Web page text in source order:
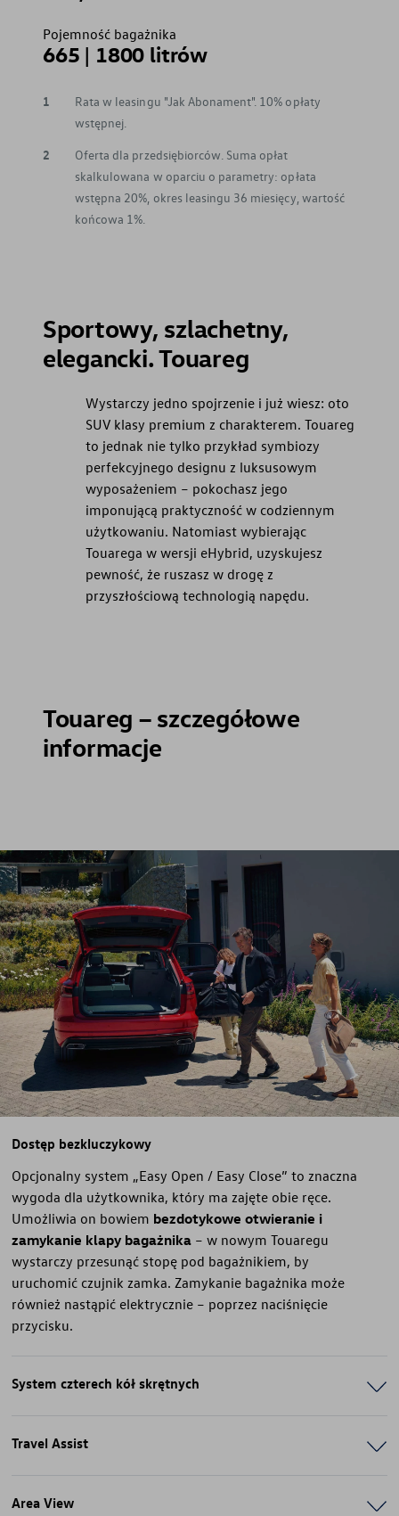
Pojemność bagażnika
665 | 1800 litrów
1
Rata w leasingu "Jak Abonament". 10% opłaty
wstępnej.
2
Oferta dla przedsiębiorców. Suma opłat
skalkulowana w oparciu o parametry: opłata
wstępna 20%, okres leasingu 36 miesięcy, wartość
końcowa 1%.
Sportowy, szlachetny,
elegancki. Touareg
Wystarczy jedno spojrzenie i już wiesz: oto
SUV klasy premium z charakterem. Touareg
to jednak nie tylko przykład symbiozy
perfekcyjnego designu z luksusowym
wyposażeniem – pokochasz jego
imponującą praktyczność w codziennym
użytkowaniu. Natomiast wybierając
Touarega w wersji eHybrid, uzyskujesz
pewność, że ruszasz w drogę z
przyszłościową technologią napędu.
Touareg – szczegółowe
informacje
Dostęp bezkluczykowy
Opcjonalny system „Easy Open / Easy Close” to znaczna
wygoda dla użytkownika, który ma zajęte obie ręce.
Umożliwia on bowiem bezdotykowe otwieranie i
zamykanie klapy bagażnika – w nowym Touaregu
wystarczy przesunąć stopę pod bagażnikiem, by
uruchomić czujnik zamka. Zamykanie bagażnika może
również nastąpić elektrycznie – poprzez naciśnięcie
przycisku.
System czterech kół skrętnych
Travel Assist
Area View